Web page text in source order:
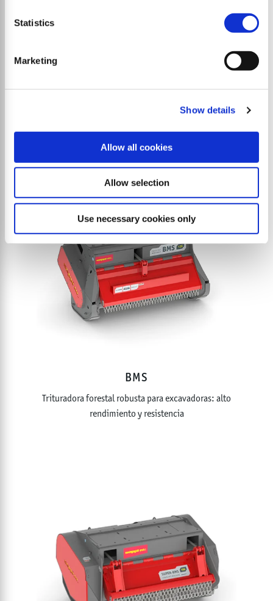
Statistics
Marketing
Show details
Allow all cookies
Allow selection
Use necessary cookies only
potente, de bajo mantenimiento y duradera
BMS
Trituradora forestal robusta para excavadoras: alto
rendimiento y resistencia